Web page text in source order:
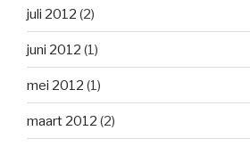
juli 2012 (2)
juni 2012 (1)
mei 2012 (1)
maart 2012 (2)